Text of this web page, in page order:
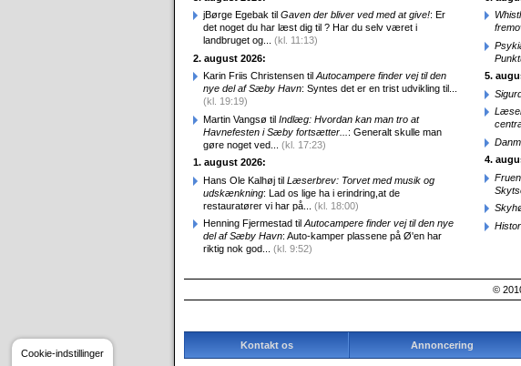
jBørge Egebak til Gaven der bliver ved med at give!: Er
det noget du har læst dig til ? Har du selv været i
landbruget og... (kl. 11:13)
2. august 2026:
Karin Friis Christensen til Autocampere finder vej til den
nye del af Sæby Havn: Syntes det er en trist udvikling til...
(kl. 19:19)
Martin Vangsø til Indlæg: Hvordan kan man tro at
Havnefesten i Sæby fortsætter... : Generalt skulle man
gøre noget ved... (kl. 17:23)
1. august 2026:
Hans Ole Kalhøj til Læserbrev: Torvet med musik og
udskænkning: Lad os lige ha i erindring,at de
restauratører vi har på... (kl. 18:00)
Henning Fjermestad til Autocampere finder vej til den nye
del af Sæby Havn: Auto-kamper plassene på Ø'en har
riktig nok god... (kl. 9:52)
5.
4.
©
Kontakt os Annoncering
Cookie-indstillinger